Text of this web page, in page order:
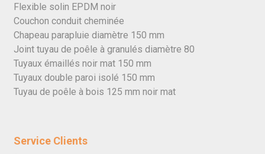
Flexible solin EPDM noir
Couchon conduit cheminée
Chapeau parapluie diamètre 150 mm
Joint tuyau de poêle à granulés diamètre 80
Tuyaux émaillés noir mat 150 mm
Tuyaux double paroi isolé 150 mm
Tuyau de poêle à bois 125 mm noir mat
Service Clients